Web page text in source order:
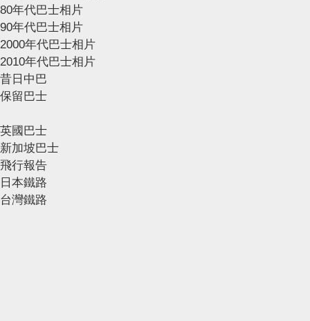
80年代巴士相片
90年代巴士相片
2000年代巴士相片
2010年代巴士相片
昔日中巴
保留巴士
英國巴士
新加坡巴士
飛行報告
日本鐵路
台灣鐵路